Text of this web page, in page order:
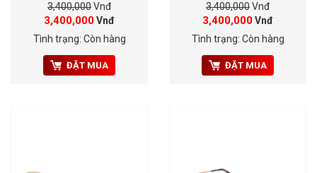
3,400,000Vnđ
3,400,000Vnđ
Tình trạng: Còn hàng
ĐẶT MUA
3,400,000Vnđ
3,400,000Vnđ
Tình trạng: Còn hàng
ĐẶT MUA